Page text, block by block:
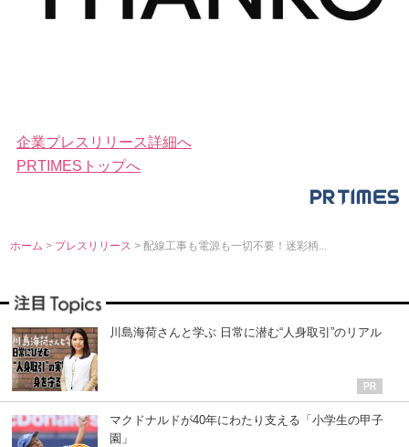
企業プレスリリース詳細へ
PRTIMESトップへ
ホーム > プレスリリース> 配線工事も電源も一切不要！迷彩柄...
川島海荷さんと学ぶ 日常に潜む“人身取引”のリアル
マクドナルドが40年にわたり支える「小学生の甲子
園」